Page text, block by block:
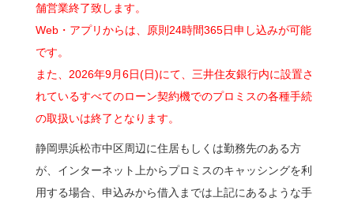
舗営業終了致します。
Web・アプリからは、原則24時間365日申し込みが可能
です。
また、2026年9月6日(日)にて、三井住友銀行内に設置さ
れているすべてのローン契約機でのプロミスの各種手続
の取扱いは終了となります。
静岡県浜松市中区周辺に住居もしくは勤務先のある方
が、インターネット上からプロミスのキャッシングを利
用する場合、申込みから借入までは上記にあるような手